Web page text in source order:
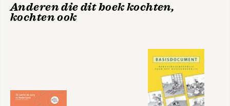
Literatuur
Anderen die dit boek kochten,
kochten ook